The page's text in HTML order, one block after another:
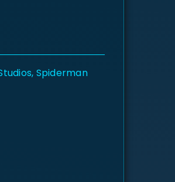
, Spiderman